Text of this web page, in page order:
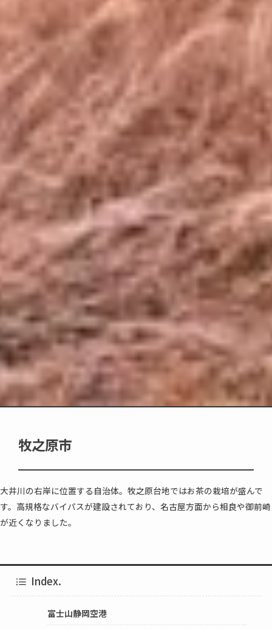
牧之原市
大井川の右岸に位置する自治体。牧之原台地ではお茶の栽培が盛んで
す。高規格なバイパスが建設されており、名古屋方面から相良や御前崎
が近くなりました。
Index.
富士山静岡空港